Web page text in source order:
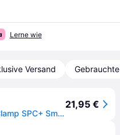
Lerne wie
Versand
SP Connect Universal Phone Clamp SPC+ Smartphone-Halterung
21,95 €